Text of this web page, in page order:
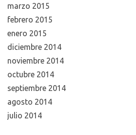
marzo 2015
febrero 2015
enero 2015
diciembre 2014
noviembre 2014
octubre 2014
septiembre 2014
agosto 2014
julio 2014